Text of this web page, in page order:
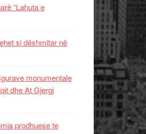
“Lahuta e
si dëshmitar në
monumentale
dhe At Gjergj
prodhuese te